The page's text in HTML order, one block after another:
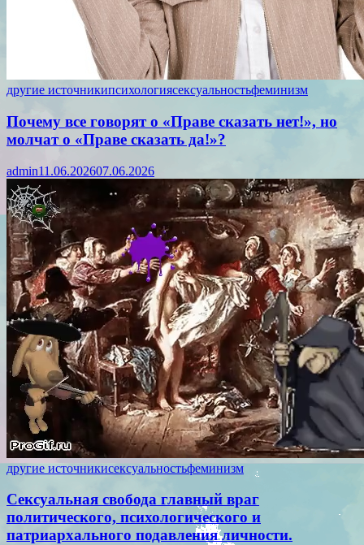
другие источникипсихологиясексуальностьфеминизм
Почему все говорят о «Праве сказать нет!», но
молчат о «Праве сказать да!»?
admin11.06.202607.06.2026
другие источникисексуальностьфеминизм
Сексуальная свобода главный враг
политического, психологического и
патриархального подавления личности.